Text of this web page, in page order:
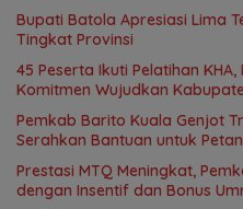
Bupati Batola Apresiasi Lima
Tingkat Provinsi
45 Peserta Ikuti Pelatihan
Komitmen Wujudkan
Pemkab Barito Kuala Genjot
Serahkan Bantuan untuk
Prestasi MTQ Meningkat,
dengan Insentif dan Bonus